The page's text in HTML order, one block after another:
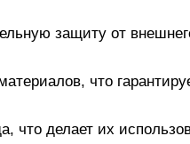
защиту от
что
что делает их